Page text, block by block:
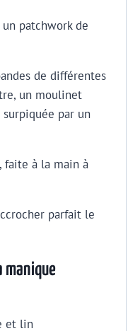
patchwork de
de différentes
un moulinet
par un
faite à la main à
parfait le
manique
et lin